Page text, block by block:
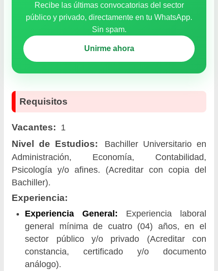
Recibe las últimas convocatorias del sector
público y privado, directamente en tu WhatsApp.
Sin spam.
Unirme ahora
Requisitos
Vacantes: 1
Nivel de Estudios:
Bachiller Universitario en
Administración, Economía, Contabilidad,
Psicología y/o afines. (Acreditar con copia del
Bachiller).
Experiencia:
Experiencia General: Experiencia laboral
general mínima de cuatro (04) años, en el
sector público y/o privado (Acreditar con
constancia, certificado y/o documento
análogo).